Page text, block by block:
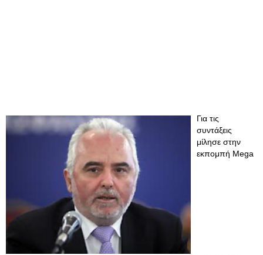
Για τις
συντάξεις
μίλησε στην
εκπομπή Mega